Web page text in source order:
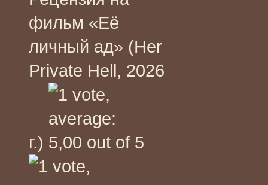
фильм «Её
личный ад» (Her
Private Hell, 2026
г.)